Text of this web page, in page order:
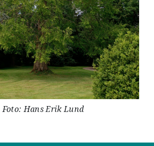
Foto: Hans Erik Lund